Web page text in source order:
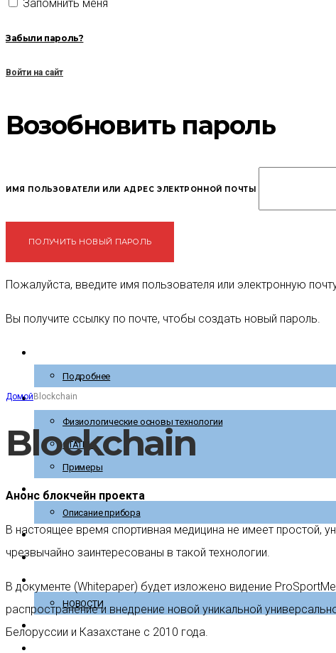
Запомнить меня
Забыли пароль?
Войти на сайт
Возобновить пароль
ИМЯ ПОЛЬЗОВАТЕЛИ ИЛИ АДРЕС ЭЛЕКТРОННОЙ ПОЧТЫ
Пожалуйста, введите имя пользователя или электронную
Вы получите ссылку по почте, чтобы создать новый пароль.
Подробнее
Технология
Физиологические основы технологии
СТАТЬИ
Примеры
Прибор
Описание прибора
МАСТЕР-КЛАСС
Клиническая медицина
О компании
НОВОСТИ
Контакты
Домой Blockchain
Blockchain
Анонс блокчейн проекта
В настоящее время спортивная медицина не имеет простой,
чрезвычайно заинтересованы в такой технологии.
В документе (Whitepaper) будет изложено видение
распространение и внедрение новой уникальной
Белоруссии и Казахстане с 2010 года.